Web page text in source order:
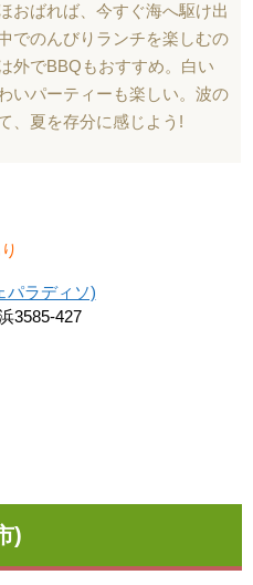
おばれば、今すぐ海へ駆け出
でのんびりランチを楽しむの
外でBBQもおすすめ。白い
いパーティーも楽しい。波の
、夏を存分に感じよう!
パラディソ)
3585-427
)